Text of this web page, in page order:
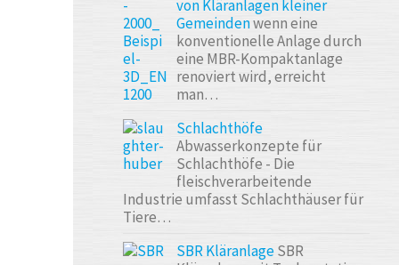
von Kläranlagen kleiner
Gemeindenwenn eine
konventionelle Anlage durch
eine MBR-Kompaktanlage
renoviert wird, erreicht
man…
Schlachthöfe
Abwasserkonzepte für
Schlachthöfe - Die
fleischverarbeitende
Industrie umfasst Schlachthäuser für
Tiere…
SBR KläranlageSBR